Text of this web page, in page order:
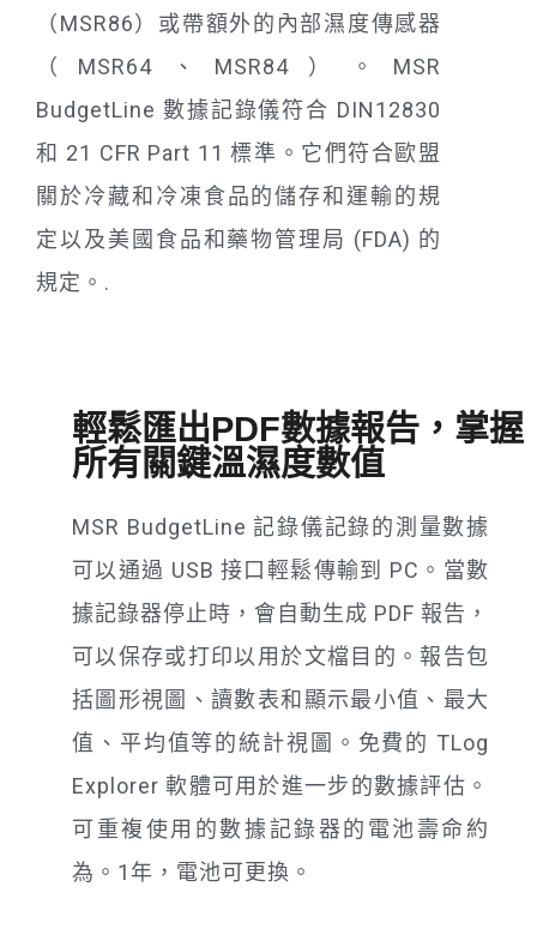
（MSR86）或帶額外的內部濕度傳感器
（MSR64、MSR84）。MSR
BudgetLine 數據記錄儀符合 DIN12830
和 21 CFR Part 11 標準。它們符合歐盟
關於冷藏和冷凍食品的儲存和運輸的規
定以及美國食品和藥物管理局 (FDA) 的
規定。.
輕鬆匯出PDF數據報告，掌握
所有關鍵溫濕度數值
MSR BudgetLine 記錄儀記錄的測量數據
可以通過 USB 接口輕鬆傳輸到 PC。當數
據記錄器停止時，會自動生成 PDF 報告，
可以保存或打印以用於文檔目的。報告包
括圖形視圖、讀數表和顯示最小值、最大
值、平均值等的統計視圖。免費的 TLog
Explorer 軟體可用於進一步的數據評估。
可重複使用的數據記錄器的電池壽命約
為。1年，電池可更換。